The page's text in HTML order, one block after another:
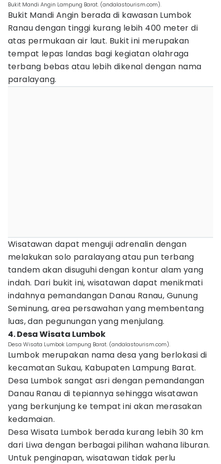
Bukit Mandi Angin Lampung Barat. (andalastourism.com).
Bukit Mandi Angin berada di kawasan Lumbok
Ranau dengan tinggi kurang lebih 400 meter di
atas permukaan air laut. Bukit ini merupakan
tempat lepas landas bagi kegiatan olahraga
terbang bebas atau lebih dikenal dengan nama
paralayang.
Wisatawan dapat menguji adrenalin dengan
melakukan solo paralayang atau pun terbang
tandem akan disuguhi dengan kontur alam yang
indah. Dari bukit ini, wisatawan dapat menikmati
indahnya pemandangan Danau Ranau, Gunung
Seminung, area persawahan yang membentang
luas, dan pegunungan yang menjulang.
4. Desa Wisata Lumbok
Desa Wisata Lumbok Lampung Barat. (andalastourism.com).
Lumbok merupakan nama desa yang berlokasi di
kecamatan Sukau, Kabupaten Lampung Barat.
Desa Lumbok sangat asri dengan pemandangan
Danau Ranau di tepiannya sehingga wisatawan
yang berkunjung ke tempat ini akan merasakan
kedamaian.
Desa Wisata Lumbok berada kurang lebih 30 km
dari Liwa dengan berbagai pilihan wahana liburan.
Untuk penginapan, wisatawan tidak perlu